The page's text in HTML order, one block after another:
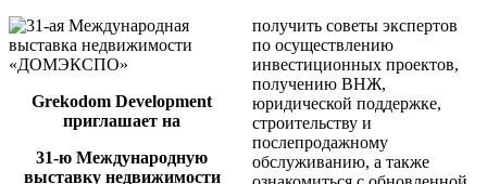
Grekodom Development
приглашает на
31-ю Международную
выставку недвижимости
получить советы экспертов
по осуществлению
инвестиционных проектов,
получению ВНЖ,
юридической поддержке,
строительству и
послепродажному
обслуживанию, а также